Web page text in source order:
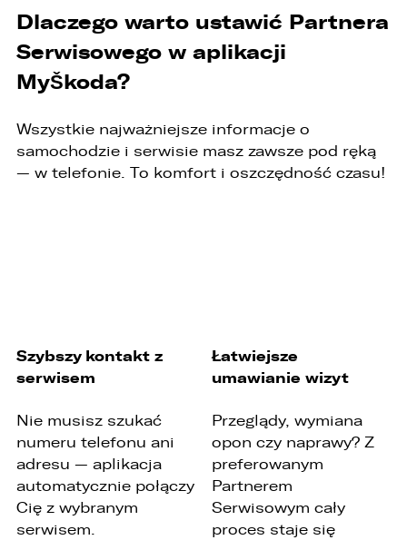
Dlaczego warto ustawić Partnera
Serwisowego w aplikacji
MyŠkoda?
Wszystkie najważniejsze informacje o
samochodzie i serwisie masz zawsze pod ręką
— w telefonie. To komfort i oszczędność czasu!
Szybszy kontakt z
serwisem
Nie musisz szukać
numeru telefonu ani
adresu — aplikacja
automatycznie połączy
Cię z wybranym
serwisem.
Łatwiejsze
umawianie wizyt
Przeglądy, wymiana
opon czy naprawy? Z
preferowanym
Partnerem
Serwisowym cały
proces staje się